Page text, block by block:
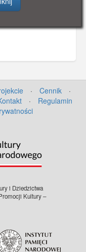
· Cennik
·
·
Regulamin
i Dziedzictwa
Kultury –